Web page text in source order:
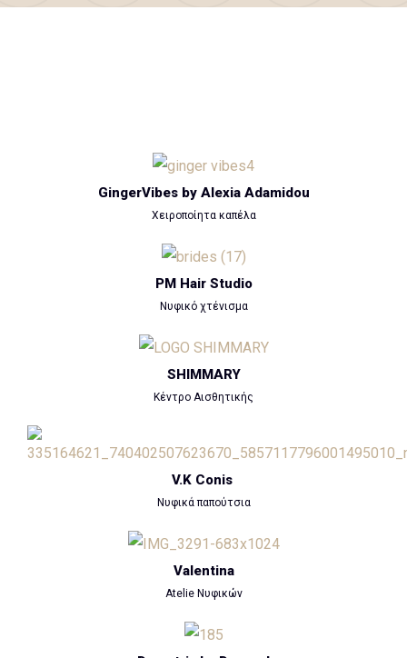
GingerVibes by Alexia Adamidou
Χειροποίητα καπέλα
PM Hair Studio
Νυφικό χτένισμα
SHIMMARY
Κέντρο Αισθητικής
V.K Conis
Νυφικά παπούτσια
Valentina
Atelie Νυφικών